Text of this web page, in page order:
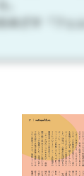
めざす「フェ